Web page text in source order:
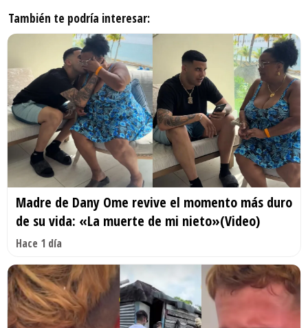
También te podría interesar:
Madre de Dany Ome revive el momento más duro
de su vida: «La muerte de mi nieto»(Video)
Hace 1 día